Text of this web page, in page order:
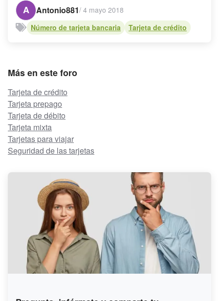
A
Antonio881/ 4 mayo 2018
Número de tarjeta bancaria
Tarjeta de crédito
Más en este foro
Tarjeta de crédito
Tarjeta prepago
Tarjeta de débito
Tarjeta mixta
Tarjetas para viajar
Seguridad de las tarjetas